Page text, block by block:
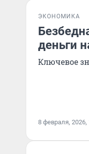
ЭКОНОМИКА
деньги
Ключевое
8 февраля, 2026,